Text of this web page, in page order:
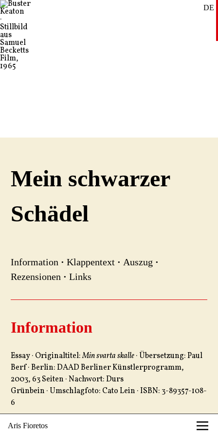
Aris Fioretos
DE
Mein schwarzer
Schädel
Information ·Klappentext · Auszug ·
Rezensionen ·Links
Information
Essay · Originaltitel:Min svarta skalle· Übersetzung: Paul
Berf · Berlin: DAAD Berliner Künstlerprogramm,
2003, 63 Seiten · Nachwort: Durs
Grünbein · Umschlagfoto: Cato Lein · ISBN: 3-89357-108-
6